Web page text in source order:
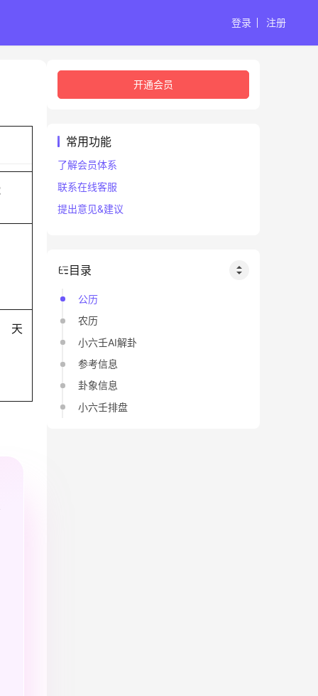
登录 注册
天
开通会员
常用功能
了解会员体系
联系在线客服
提出意见&建议
目录
公历
农历
小六壬AI解卦
参考信息
卦象信息
小六壬排盘